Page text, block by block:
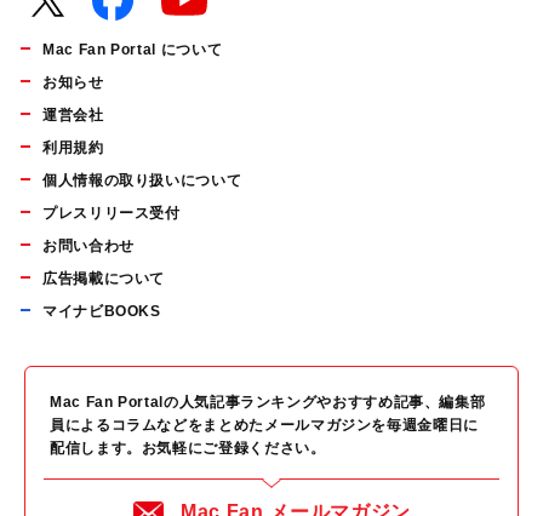
Mac Fan Portal について
お知らせ
運営会社
利用規約
個人情報の取り扱いについて
プレスリリース受付
お問い合わせ
広告掲載について
マイナビBOOKS
Mac Fan Portalの人気記事ランキングやおすすめ記事、編集部
員によるコラムなどをまとめたメールマガジンを毎週金曜日に
配信します。お気軽にご登録ください。
Mac Fan メールマガジン